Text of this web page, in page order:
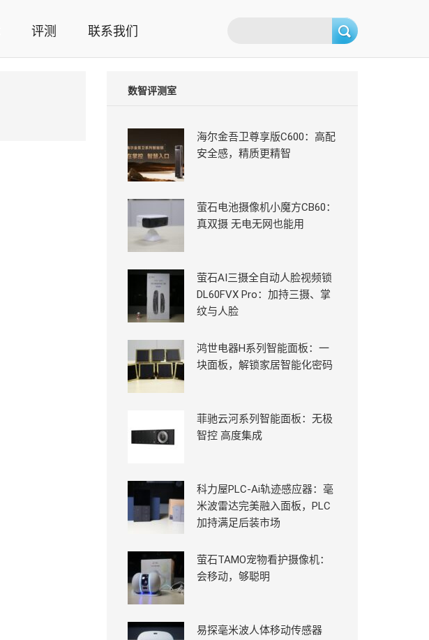
观点，智能家居项目案例
评测 联系我们
数智评测室
海尔金吾卫尊享版C600：高配
安全感，精质更精智
萤石电池摄像机小魔方CB60：
真双摄 无电无网也能用
萤石AI三摄全自动人脸视频锁
DL60FVX Pro：加持三摄、掌
纹与人脸
鸿世电器H系列智能面板：一
块面板，解锁家居智能化密码
菲驰云河系列智能面板：无极
智控 高度集成
科力屋PLC-Ai轨迹感应器：毫
米波雷达完美融入面板，PLC
加持满足后装市场
萤石TAMO宠物看护摄像机：
会移动，够聪明
易探毫米波人体移动传感器